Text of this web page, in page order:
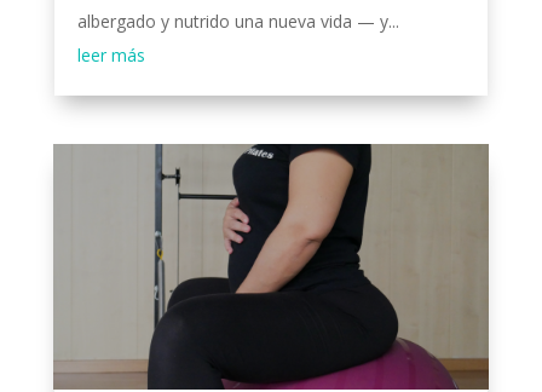
albergado y nutrido una nueva vida — y...
leer más